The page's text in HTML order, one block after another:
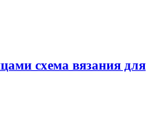
схема вязания для